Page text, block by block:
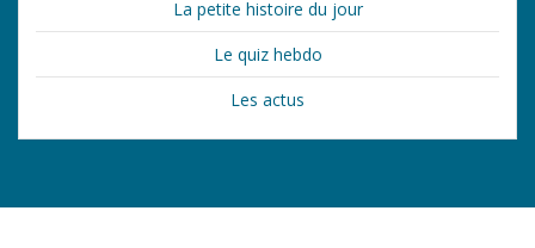
La petite histoire du jour
Le quiz hebdo
Les actus